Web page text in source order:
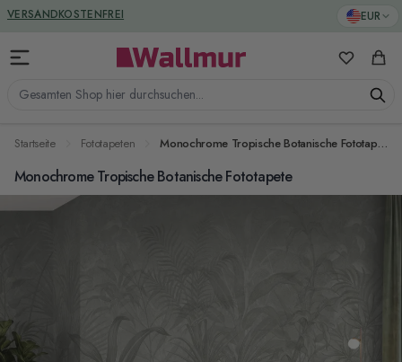
Zum Inhalt springen EUR
Gesamten Shop hier durchsuchen...
Meine
VERSANDKOSTENFREI
GREENGUARD ZERTIFIZIERT
Startseite Fototapeten Monochrome Tropische Botanische Fototapete
Monochrome Tropische Botanische Fototapete